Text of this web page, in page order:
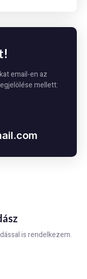
email-en az
mellett:
is rendelkezem.